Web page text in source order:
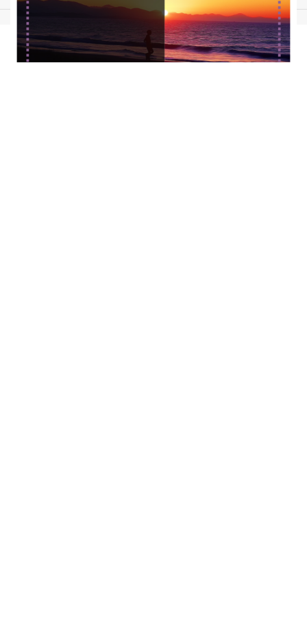
تمامی حقوق برای فروشگاه می وان استور محفوظ است